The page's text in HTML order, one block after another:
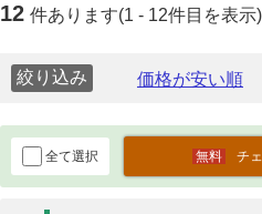
12 件あります(1 - 12件目を表示)
絞り込み
全て選択 チ